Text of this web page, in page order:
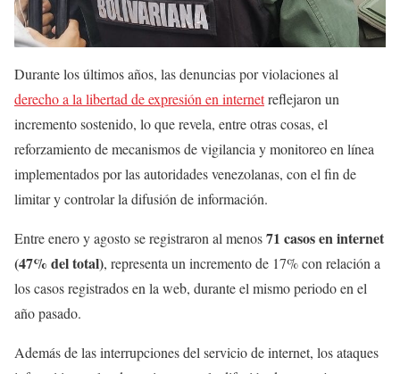
Durante los últimos años, las denuncias por violaciones al
derecho a la libertad de expresión en internetreflejaron un
incremento sostenido, lo que revela, entre otras cosas, el
reforzamiento de mecanismos de vigilancia y monitoreo en línea
implementados por las autoridades venezolanas, con el fin de
limitar y controlar la difusión de información.
Entre enero y agosto se registraron al menos71 casos en internet
(47% del total), representa un incremento de 17% con relación a
los casos registrados en la web, durante el mismo periodo en el
año pasado.
Además de las interrupciones del servicio de internet, los ataques